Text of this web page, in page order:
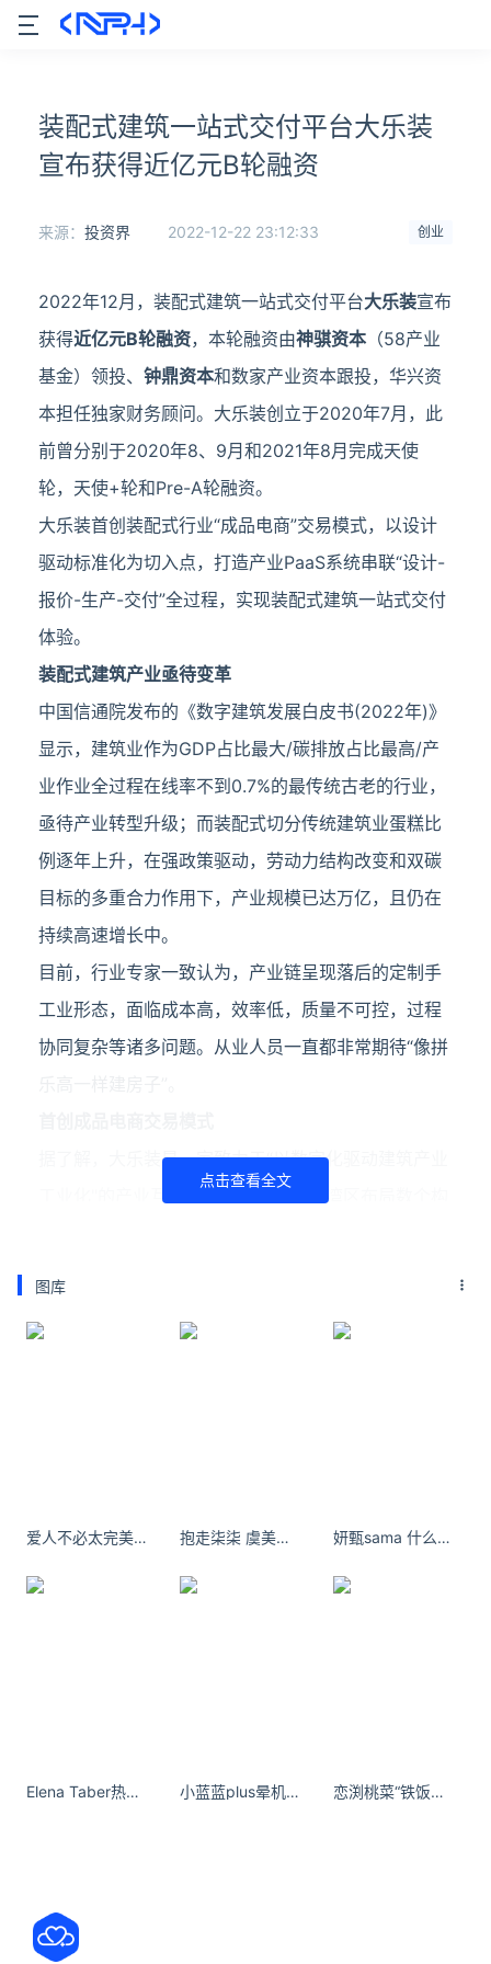
装配式建筑一站式交付平台大乐装
宣布获得近亿元B轮融资
创业
来源： 投资界 2022-12-22 23:12:33
2022年12月，装配式建筑一站式交付平台大乐装宣布
获得近亿元B轮融资，本轮融资由神骐资本 （58产业
基金）领投、 钟鼎资本和数家产业资本跟投，华兴资
本担任独家财务顾问。大乐装创立于2020年7月，此
前曾分别于2020年8、9月和2021年8月完成天使
轮，天使+轮和Pre-A轮融资。
大乐装首创装配式行业“成品电商”交易模式，以设计
驱动标准化为切入点，打造产业PaaS系统串联“设计-
报价-生产-交付”全过程，实现装配式建筑一站式交付
体验。
装配式建筑产业亟待变革
中国信通院发布的《数字建筑发展白皮书(2022年)》
显示，建筑业作为GDP占比最大/碳排放占比最高/产
业作业全过程在线率不到0.7%的最传统古老的行业，
亟待产业转型升级；而装配式切分传统建筑业蛋糕比
例逐年上升，在强政策驱动，劳动力结构改变和双碳
目标的多重合力作用下，产业规模已达万亿，且仍在
持续高速增长中。
目前，行业专家一致认为，产业链呈现落后的定制手
工业形态，面临成本高，效率低，质量不可控，过程
协同复杂等诸多问题。从业人员一直都非常期待“像拼
据了解，大乐装是一家致力于“以数字化驱动建筑产业
工业化"的产业互联网公司，除了在大湾区布局数个构
大乐装创始人兼CEO刘慧表示，
在设计端
量，单项目整体成本降10%~20%；提升设计师/造价
本的供应链连接模式从线状转为网状，极大地降低厂
手”小程序，可以手机实时在线，查询构件生产到运输
点击查看全文
图库
爱人不必太完美，是你便足以！ 抱走柒柒 虞美人～ 拍到凌晨困困 妍甄sama 什么都好就是有点累 ​​​
Elena Taber热爱漫无边际 生活自有分寸 小蓝蓝plus晕机了，怎么回事~ ​​​ 恋渕桃菜“铁饭碗”里的噩梦：性骚扰与低薪的双重压迫